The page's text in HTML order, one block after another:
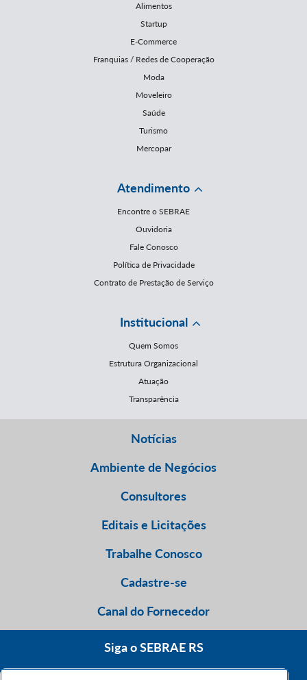
Alimentos
Startup
E-Commerce
Franquias / Redes de Cooperação
Moda
Moveleiro
Saúde
Turismo
Mercopar
Atendimento
Encontre o SEBRAE
Ouvidoria
Fale Conosco
Política de Privacidade
Contrato de Prestação de Serviço
Institucional
Quem Somos
Estrutura Organizacional
Atuação
Transparência
Notícias
Ambiente de Negócios
Consultores
Editais e Licitações
Trabalhe Conosco
Cadastre-se
Canal do Fornecedor
Siga o SEBRAE RS